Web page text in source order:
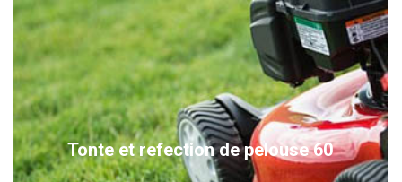
Tonte et refection de pelouse 60